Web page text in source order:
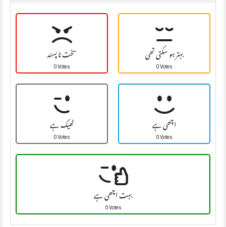
سخت نا پسند
0 Votes بہتر ہو سکتی تھی
0 Votes
ٹھیک ہے
0 Votes اچھی ہے
0 Votes
بہت اچھی ہے
0 Votes